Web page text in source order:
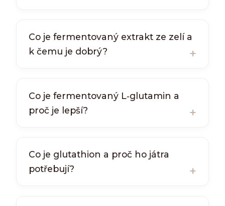
Co je fermentovaný extrakt ze zelí a
k čemu je dobrý?
Co je fermentovaný L‑glutamin a
proč je lepší?
Co je glutathion a proč ho játra
potřebují?